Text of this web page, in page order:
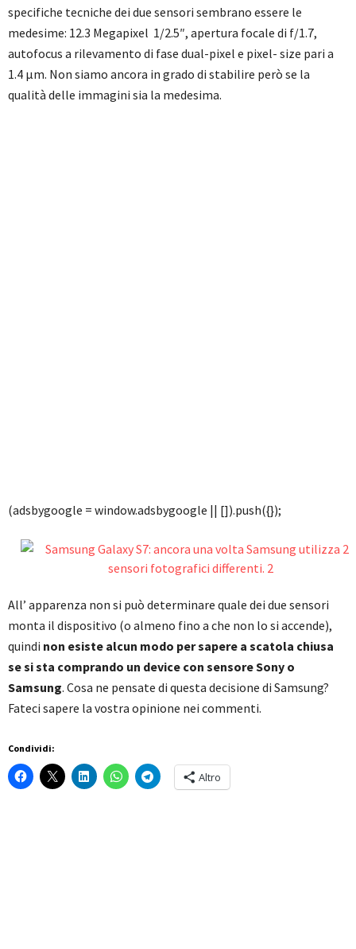
specifiche tecniche dei due sensori sembrano essere le
medesime: 12.3 Megapixel 1/2.5″, apertura focale di f/1.7,
autofocus a rilevamento di fase dual-pixel e pixel- size pari a
1.4 µm. Non siamo ancora in grado di stabilire però se la
qualità delle immagini sia la medesima.
(adsbygoogle = window.adsbygoogle || []).push({});
All’ apparenza non si può determinare quale dei due sensori
monta il dispositivo (o almeno fino a che non lo si accende),
quindi non esiste alcun modo per sapere a scatola chiusa
se si sta comprando un device con sensore Sony o
Samsung. Cosa ne pensate di questa decisione di Samsung?
Fateci sapere la vostra opinione nei commenti.
Condividi:
Altro